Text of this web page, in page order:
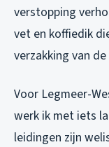
verstopping
vet en koffiedik
verzakking van
Voor Legmeer-
werk ik met iets
leidingen zijn